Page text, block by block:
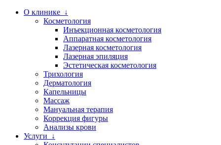
О клинике ↓
Косметология
Инъекционная косметология
Аппаратная косметология
Лазерная косметология
Лазерная эпиляция
Эстетическая косметология
Трихология
Дерматология
Капельницы
Массаж
Мануальная терапия
Коррекция фигуры
Анализы крови
Услуги ↓